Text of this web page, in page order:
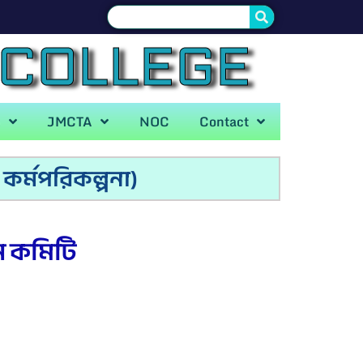
JMCTA NOC Contact
কমিটি